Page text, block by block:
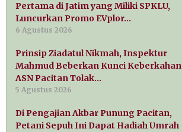
Pertama di Jatim yang Miliki SPKLU,
Luncurkan Promo EVplor…
6 Agustus 2026
Prinsip Ziadatul Nikmah, Inspektur
Mahmud Beberkan Kunci Keberkahan
ASN Pacitan Tolak…
5 Agustus 2026
Di Pengajian Akbar Punung Pacitan,
Petani Sepuh Ini Dapat Hadiah Umrah